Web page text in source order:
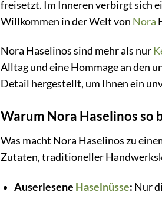
freisetzt. Im Inneren verbirgt sich
Willkommen in der Welt von Nora
Nora Haselinos sind mehr als nur
Alltag und eine Hommage an den
Detail hergestellt, um Ihnen ein
Warum Nora Haselinos so
Was macht Nora Haselinos zu
Zutaten, traditioneller
Auserlesene Haselnüsse: Nur